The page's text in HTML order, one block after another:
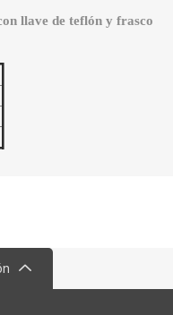
llave de teflón y frasco